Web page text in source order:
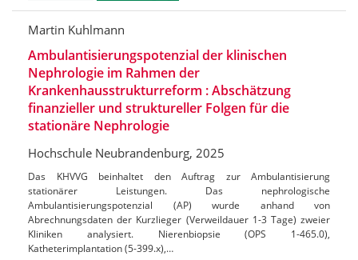
Martin Kuhlmann
Ambulantisierungspotenzial der klinischen
Nephrologie im Rahmen der
Krankenhausstrukturreform : Abschätzung
finanzieller und struktureller Folgen für die
stationäre Nephrologie
Hochschule Neubrandenburg, 2025
Das KHVVG beinhaltet den Auftrag zur Ambulantisierung
stationärer Leistungen. Das nephrologische
Ambulantisierungspotenzial (AP) wurde anhand von
Abrechnungsdaten der Kurzlieger (Verweildauer 1-3 Tage) zweier
Kliniken analysiert. Nierenbiopsie (OPS 1-465.0),
Katheterimplantation (5-399.x),…